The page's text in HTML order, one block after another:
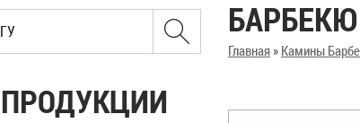
БАРБЕКЮ
Главная» Камины